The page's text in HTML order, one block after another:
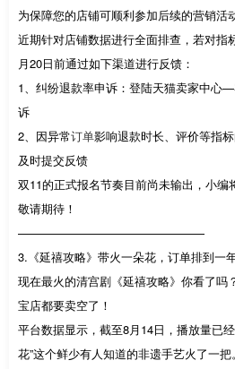
为保障您的店铺可顺利参加后续的营销活
近期针对店铺数据进行全面排查，若对指
月20日前通过如下渠道进行反馈：
1、纠纷退款率申诉：登陆天猫卖家中心
诉
2、因异常订单影响退款时长、评价等指
及时提交反馈
双11的正式报名节奏目前尚未输出，小编
敬请期待！
————————————————
3.《延禧攻略》带火一朵花，订单排到一
现在最火的清宫剧《延禧攻略》你看了吗
宝店都要卖空了！
平台数据显示，截至8月14日，播放量已
花”这个鲜少有人知道的非遗手艺火了一把。